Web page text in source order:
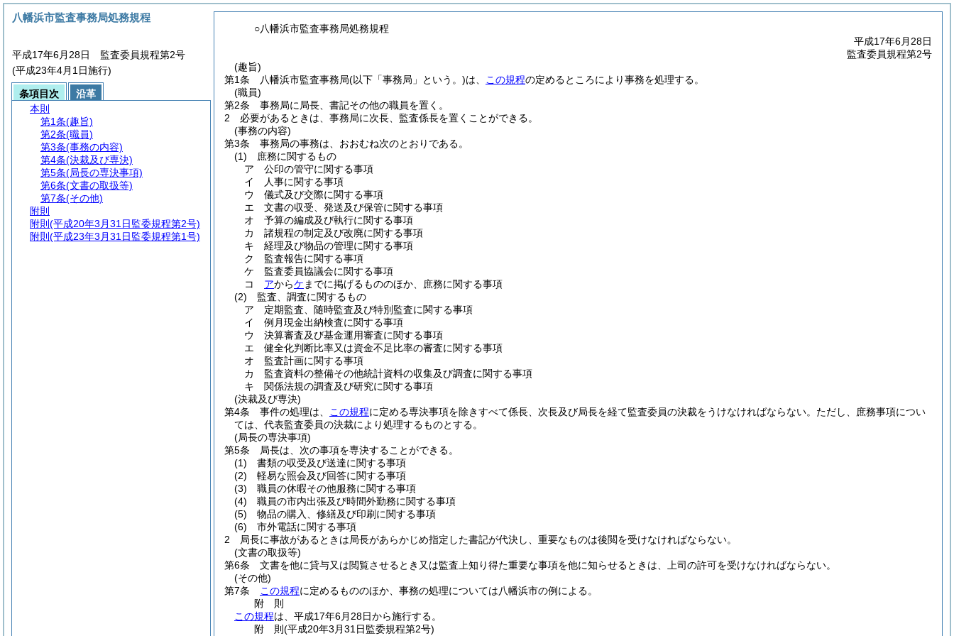
○八幡浜市監査事務局処務規程
平成17年6月28日
監査委員規程第2号
(趣旨)
第1条
八幡浜市監査事務局(以下「事務局」という。)は、 この規程の定めるところにより事務を処理する。
(職員)
第2条
事務局に局長、書記その他の職員を置く。
2
必要があるときは、事務局に次長、監査係長を置くことができる。
(事務の内容)
第3条
事務局の事務は、おおむね次のとおりである。
(1)
庶務に関するもの
ア
公印の管守に関する事項
イ
人事に関する事項
ウ
儀式及び交際に関する事項
エ
文書の収受、発送及び保管に関する事項
オ
予算の編成及び執行に関する事項
カ
諸規程の制定及び改廃に関する事項
キ
経理及び物品の管理に関する事項
ク
監査報告に関する事項
ケ
監査委員協議会に関する事項
コ
アからケ までに掲げるもののほか、庶務に関する事項
(2)
監査、調査に関するもの
ア
定期監査、随時監査及び特別監査に関する事項
イ
例月現金出納検査に関する事項
ウ
決算審査及び基金運用審査に関する事項
エ
健全化判断比率又は資金不足比率の審査に関する事項
オ
監査計画に関する事項
カ
監査資料の整備その他統計資料の収集及び調査に関する事項
キ
関係法規の調査及び研究に関する事項
(決裁及び専決)
第4条
事件の処理は、 この規程に定める専決事項を除きすべて係長、次長及び局長を経て監査委員の決裁をうけなければならない。 ただし、庶務事項につい
ては、代表監査委員の決裁により処理するものとする。
(局長の専決事項)
第5条
局長は、次の事項を専決することができる。
(1)
書類の収受及び送達に関する事項
(2)
軽易な照会及び回答に関する事項
(3)
職員の休暇その他服務に関する事項
(4)
職員の市内出張及び時間外勤務に関する事項
(5)
物品の購入、修繕及び印刷に関する事項
(6)
市外電話に関する事項
2
局長に事故があるときは局長があらかじめ指定した書記が代決し、重要なものは後閲を受けなければならない。
(文書の取扱等)
第6条
文書を他に貸与又は閲覧させるとき又は監査上知り得た重要な事項を他に知らせるときは、上司の許可を受けなければならない。
(その他)
第7条
この規程に定めるもののほか、事務の処理については八幡浜市の例による。
附 則
この規程は、平成17年6月28日から施行する。
附 則(平成20年3月31日監委規程第2号)
八幡浜市監査事務局処務規程
平成17年6月28日 監査委員規程第2号
(平成23年4月1日施行)
条項目次
沿革
本則
第1条(趣旨)
第2条(職員)
第3条(事務の内容)
第4条(決裁及び専決)
第5条(局長の専決事項)
第6条(文書の取扱等)
第7条(その他)
附則
附則 (平成20年3月31日監委規程第2号)
附則 (平成23年3月31日監委規程第1号)